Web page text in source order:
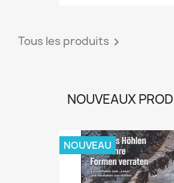
Tous les produits 
NOUVEAUX
NOUVEAU